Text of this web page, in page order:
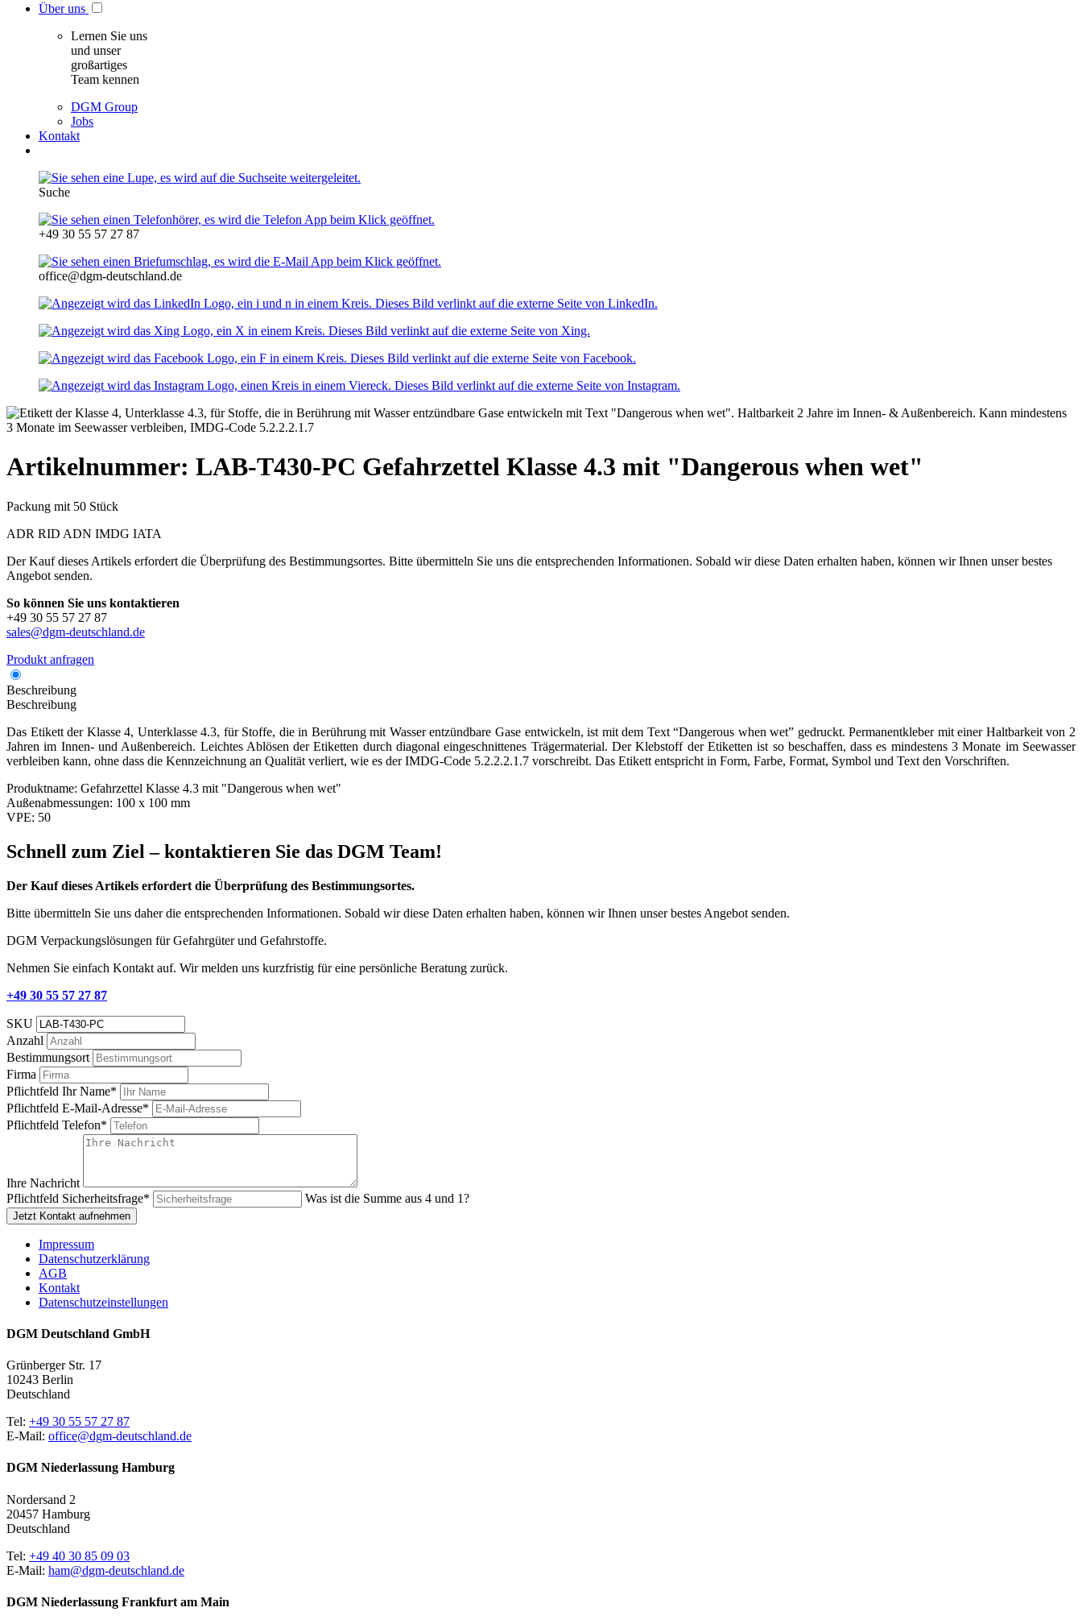
Über uns
Lernen Sie uns
und unser
großartiges
Team kennen
DGM Group
Jobs
Kontakt
Suche
+49 30 55 57 27 87
office@dgm-deutschland.de
Artikelnummer: LAB-T430-PC Gefahrzettel Klasse 4.3 mit "Dangerous when wet"
Packung mit 50 Stück
ADR RID ADN IMDG IATA
Der Kauf dieses Artikels erfordert die Überprüfung des Bestimmungsortes. Bitte übermitteln Sie uns die entsprechenden Informationen. Sobald wir diese Daten erhalten haben, können wir Ihnen unser bestes
Angebot senden.
So können Sie uns kontaktieren
+49 30 55 57 27 87
sales@dgm-deutschland.de
Produkt anfragen
Beschreibung
Beschreibung
Das Etikett der Klasse 4, Unterklasse 4.3, für Stoffe, die in Berührung mit Wasser entzündbare Gase entwickeln, ist mit dem Text “Dangerous when wet” gedruckt. Permanentkleber mit einer Haltbarkeit von 2
Jahren im Innen- und Außenbereich. Leichtes Ablösen der Etiketten durch diagonal eingeschnittenes Trägermaterial. Der Klebstoff der Etiketten ist so beschaffen, dass es mindestens 3 Monate im Seewasser
verbleiben kann, ohne dass die Kennzeichnung an Qualität verliert, wie es der IMDG-Code 5.2.2.2.1.7 vorschreibt. Das Etikett entspricht in Form, Farbe, Format, Symbol und Text den Vorschriften.
Produktname: Gefahrzettel Klasse 4.3 mit "Dangerous when wet"
Außenabmessungen: 100 x 100 mm
VPE: 50
Schnell zum Ziel – kontaktieren Sie das DGM Team!
Der Kauf dieses Artikels erfordert die Überprüfung des Bestimmungsortes.
Bitte übermitteln Sie uns daher die entsprechenden Informationen. Sobald wir diese Daten erhalten haben, können wir Ihnen unser bestes Angebot senden.
DGM Verpackungslösungen für Gefahrgüter und Gefahrstoffe.
Nehmen Sie einfach Kontakt auf. Wir melden uns kurzfristig für eine persönliche Beratung zurück.
+49 30 55 57 27 87
SKU
Anzahl
Bestimmungsort
Firma
Pflichtfeld Ihr Name*
Pflichtfeld E-Mail-Adresse*
Pflichtfeld Telefon*
Ihre Nachricht
Pflichtfeld Sicherheitsfrage* Was ist die Summe aus 4 und 1?
Jetzt Kontakt aufnehmen
Impressum
Datenschutzerklärung
AGB
Kontakt
Datenschutzeinstellungen
DGM Deutschland GmbH
Grünberger Str. 17
10243 Berlin
Deutschland
Tel: +49 30 55 57 27 87
E-Mail: office@dgm-deutschland.de
DGM Niederlassung Hamburg
Nordersand 2
20457 Hamburg
Deutschland
Tel: +49 40 30 85 09 03
E-Mail: ham@dgm-deutschland.de
DGM Niederlassung Frankfurt am Main